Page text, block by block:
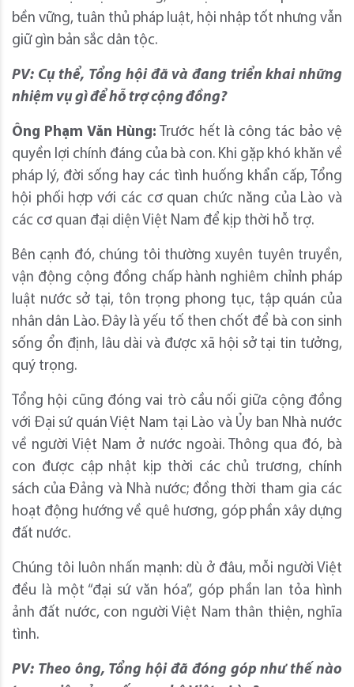
bền vững, tuân thủ pháp luật, hội nhập tốt nhưng vẫn
giữ gìn bản sắc dân tộc.
PV: Cụ thể, Tổng hội đã và đang triển khai những
nhiệm vụ gì để hỗ trợ cộng đồng?
Ông Phạm Văn Hùng: Trước hết là công tác bảo vệ
quyền lợi chính đáng của bà con. Khi gặp khó khăn về
pháp lý, đời sống hay các tình huống khẩn cấp, Tổng
hội phối hợp với các cơ quan chức năng của Lào và
các cơ quan đại diện Việt Nam để kịp thời hỗ trợ.
Bên cạnh đó, chúng tôi thường xuyên tuyên truyền,
vận động cộng đồng chấp hành nghiêm chỉnh pháp
luật nước sở tại, tôn trọng phong tục, tập quán của
nhân dân Lào. Đây là yếu tố then chốt để bà con sinh
sống ổn định, lâu dài và được xã hội sở tại tin tưởng,
quý trọng.
Tổng hội cũng đóng vai trò cầu nối giữa cộng đồng
với Đại sứ quán Việt Nam tại Lào và Ủy ban Nhà nước
về người Việt Nam ở nước ngoài. Thông qua đó, bà
con được cập nhật kịp thời các chủ trương, chính
sách của Đảng và Nhà nước; đồng thời tham gia các
hoạt động hướng về quê hương, góp phần xây dựng
đất nước.
Chúng tôi luôn nhấn mạnh: dù ở đâu, mỗi người Việt
đều là một “đại sứ văn hóa”, góp phần lan tỏa hình
ảnh đất nước, con người Việt Nam thân thiện, nghĩa
tình.
PV: Theo ông, Tổng hội đã đóng góp như thế nào